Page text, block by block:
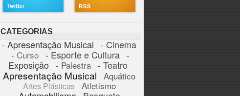
CATEGORIAS
- Apresentação Musical - Cinema
- Curso - Esporte e Cultura -
Exposição - Palestra - Teatro
Apresentação Musical Aquático
Artes Plásticas Atletismo